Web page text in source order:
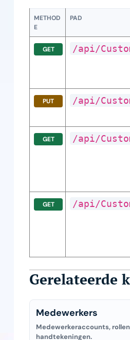
METHOD
E
PAD
GET /api/
PUT /api/
GET /api/
GET /api/
Gerelateerde
Medewerkers
Medewerkeraccounts,
handtekeningen.